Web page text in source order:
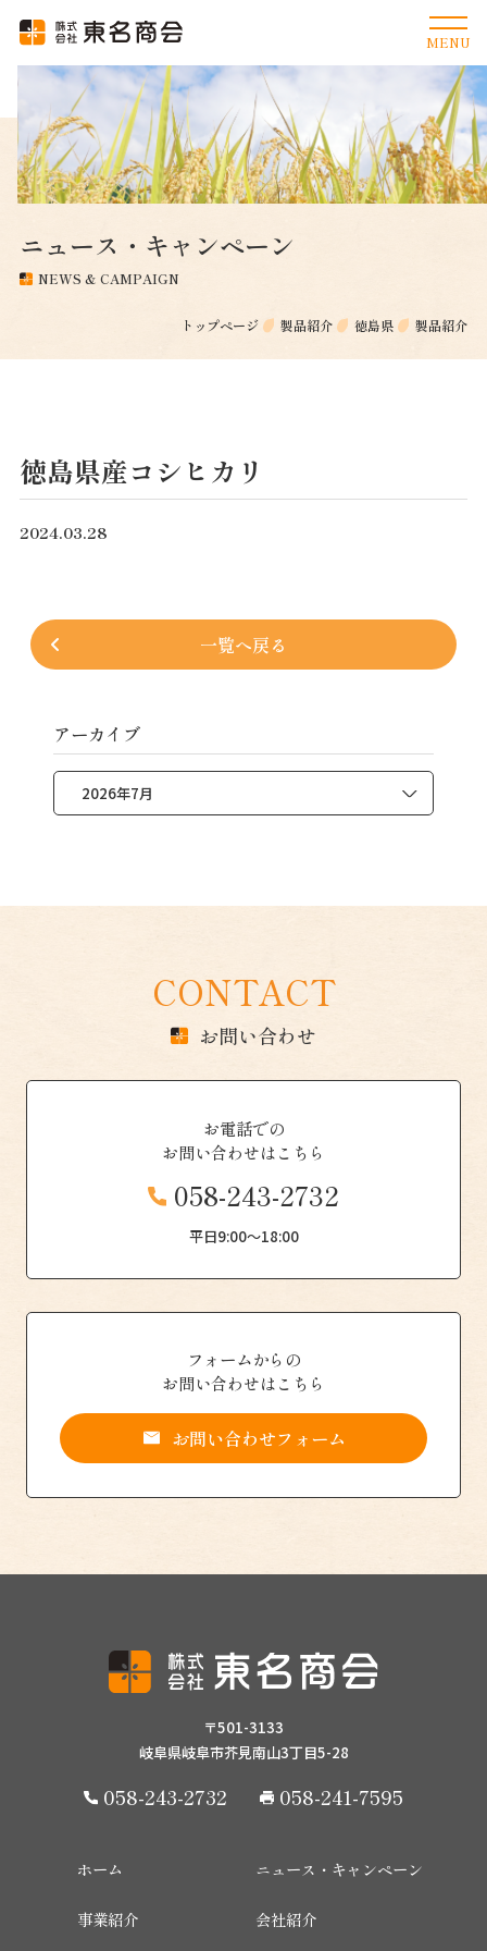
ニュース・キャンペーン
NEWS & CAMPAIGN
トップページ 製品紹介 徳島県 製品紹介
徳島県産コシヒカリ
2024.03.28
一覧へ戻る
アーカイブ
CONTACT
お問い合わせ
お電話での
お問い合わせはこちら
058-243-2732
平日9:00〜18:00
フォームからの
お問い合わせはこちら
お問い合わせフォーム
〒501-3133
岐阜県岐阜市芥見南山3丁目5-28
058-243-2732 058-241-7595
ホーム
事業紹介
ニュース・キャンペーン
会社紹介